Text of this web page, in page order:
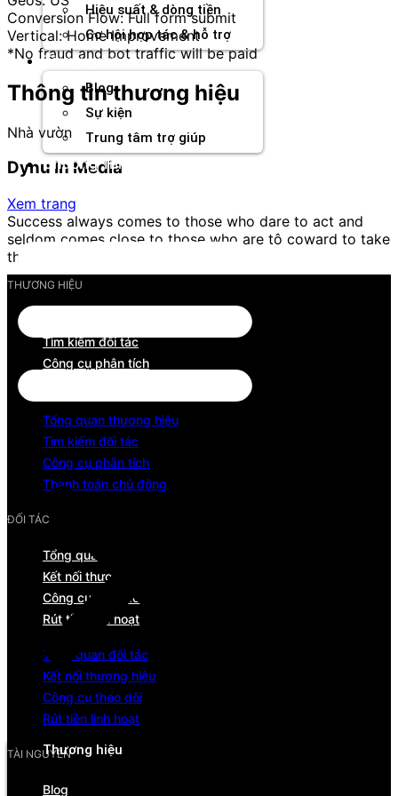
Hiệu suất & dòng tiền
Cơ hội hợp tác & hỗ trợ
Tài nguyên
Blog
Sự kiện
Trung tâm trợ giúp
Chương Trình Creator
Thương hiệu
Conversion Flow: Full form submit
Vertical: Home Improvement
*No fraud and bot traffic will be paid
Thông tin thương hiệu
Nhà vườn
Dynu In Media
Xem trang
Success always comes to those who dare to act and
seldom comes close to those who are tô coward to take
the consequences.
THƯƠNG HIỆU
Tìm kiếm đối tác
Công cụ phân tích
Tổng quan thương hiệu
Tìm kiếm đối tác
Công cụ phân tích
Thanh toán chủ động
ĐỐI TÁC
Tổng quan đối tác
Kết nối thương hiệu
Công cụ theo dõi
Rút tiền linh hoạt
Tổng quan đối tác
Kết nối thương hiệu
Công cụ theo dõi
Rút tiền linh hoạt
TÀI NGUYÊN
Blog